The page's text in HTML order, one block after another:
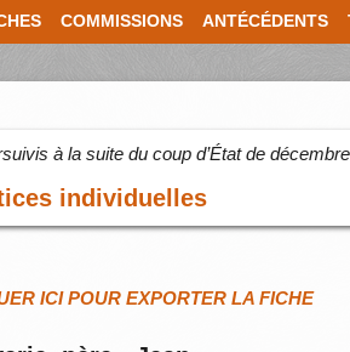
COMMISSIONS ANTÉCÉDENTS
à la suite du coup d’État de
individuelles
ICI POUR EXPORTER LA FICHE